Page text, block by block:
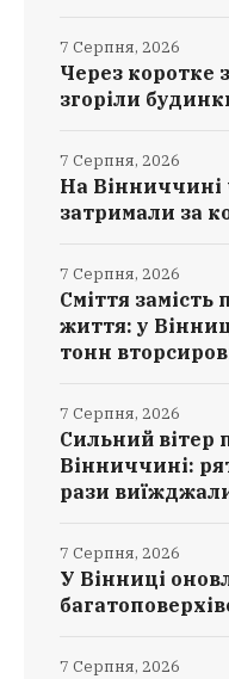
Через коротке
згоріли
7 Серпня, 2026
На Вінниччині
затримали за
7 Серпня, 2026
Сміття замість
життя: у
тонн
7 Серпня, 2026
Сильний вітер
Вінниччині:
рази
7 Серпня, 2026
У Вінниці
7 Серпня, 2026
7 Серпня, 2026